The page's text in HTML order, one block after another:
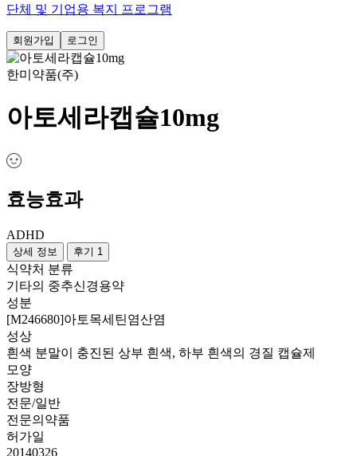
단체 및 기업용 복지 프로그램
회원가입 로그인
한미약품(주)
아토세라캡슐10mg
효능효과
ADHD
상세 정보 후기 1
식약처 분류
기타의 중추신경용약
성분
[M246680]아토목세틴염산염
성상
흰색 분말이 충진된 상부 흰색, 하부 흰색의 경질 캡슐제
모양
장방형
전문/일반
전문의약품
허가일
20140326